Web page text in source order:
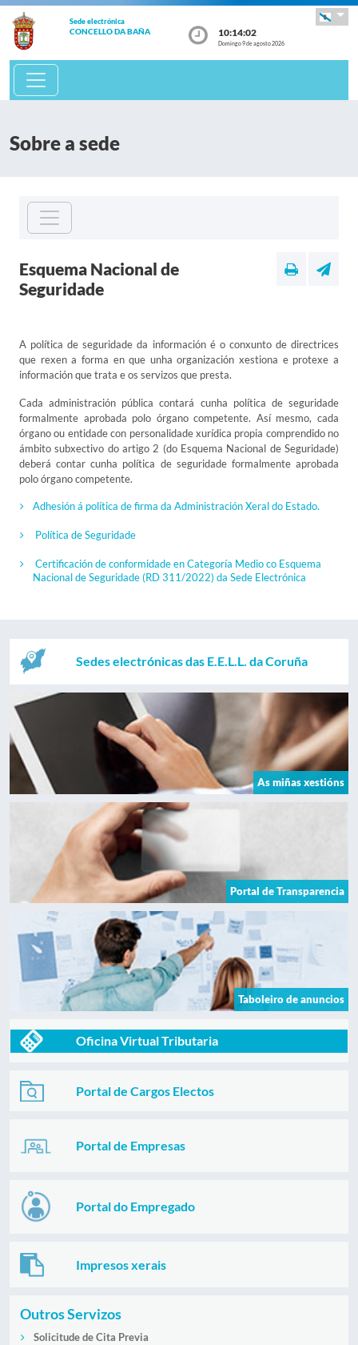
Sede electrónica
CONCELLO DA BAÑA 10:14:02
Domingo 9 de agosto 2026
Sobre a sede
Esquema Nacional de
Seguridade
A política de seguridade da información é o conxunto de directrices
que rexen a forma en que unha organización xestiona e protexe a
información que trata e os servizos que presta.
Cada administración pública contará cunha política de seguridade
formalmente aprobada polo órgano competente. Así mesmo, cada
órgano ou entidade con personalidade xurídica propia comprendido no
ámbito subxectivo do artigo 2 (do Esquema Nacional de Seguridade)
deberá contar cunha política de seguridade formalmente aprobada
polo órgano competente.
Adhesión á política de firma da Administración Xeral do Estado.
Política de Seguridade
Certificación de conformidade en Categoría Medio co Esquema
Nacional de Seguridade (RD 311/2022) da Sede Electrónica
Sedes electrónicas das E.E.L.L. da Coruña
As miñas xestións
Portal de Transparencia
Taboleiro de anuncios
Oficina Virtual Tributaria
Portal de Cargos Electos
Portal de Empresas
Portal do Empregado
Impresos xerais
Outros Servizos
Solicitude de Cita Previa